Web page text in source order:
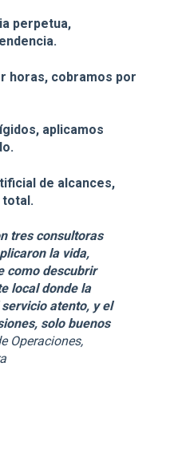
perpetua,
horas, cobramos por
aplicamos
de alcances,
total.
tres consultoras
la vida,
como descubrir
local donde la
atento, y el
solo buenos
Operaciones,